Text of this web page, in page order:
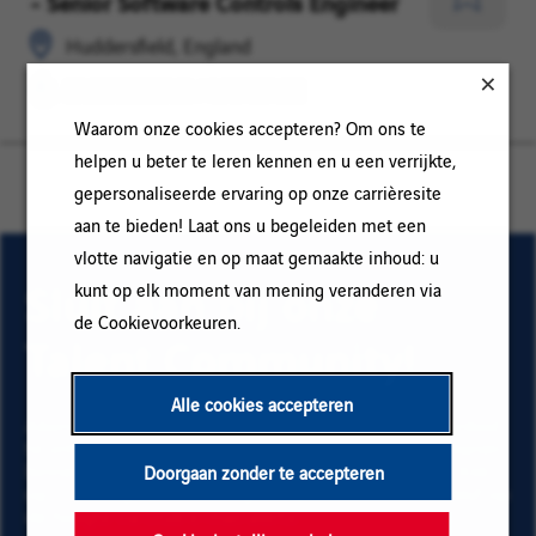
Waarom onze cookies accepteren? Om ons te
helpen u beter te leren kennen en u een verrijkte,
gepersonaliseerde ervaring op onze carrièresite
aan te bieden! Laat ons u begeleiden met een
vlotte navigatie en op maat gemaakte inhoud: u
kunt op elk moment van mening veranderen via
de Cookievoorkeuren.
Alle cookies accepteren
Doorgaan zonder te accepteren
Huddersfield, England
MONTAGE
later
Sluit aan bij onze
Talent Community!
Abonneer op onze e-mail alerts om ons vacature aanbod
te ontvangen en informatie te krijgen over nieuwe banen
binnen Vinci. Vul uw e-mailadres en voorkeuren in. Klik
op "Toevoegen" en vervolgens op "Abonneren" en blijf op
de hoogte via onze e-mail alerts!